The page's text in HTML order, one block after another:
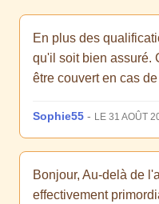
En plus des
qu'il soit bien assuré.
être couvert en cas
Sophie55 - LE 31 AOÛT
Bonjour, Au-delà de
effectivement